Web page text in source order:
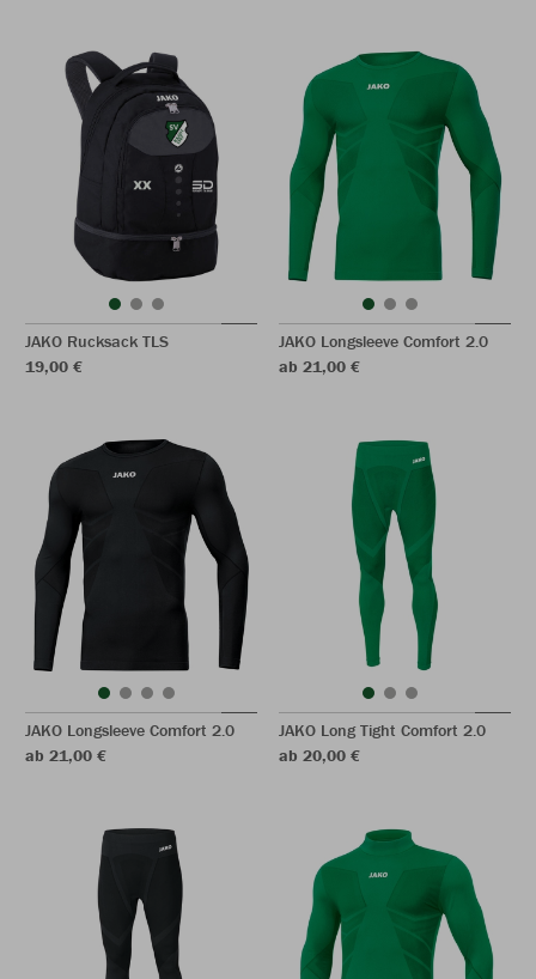
JAKO Rucksack TLS
19,00 €
JAKO Longsleeve Comfort 2.0
ab 21,00 €
JAKO Longsleeve Comfort 2.0
ab 21,00 €
JAKO Long Tight Comfort 2.0
ab 20,00 €